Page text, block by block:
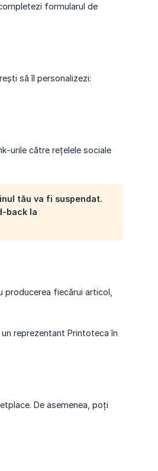
formularul de
să îl personalizezi:
urile către rețelele sociale
tău va fi suspendat.
back la
fiecărui articol,
reprezentant Printoteca în
De asemenea, poți